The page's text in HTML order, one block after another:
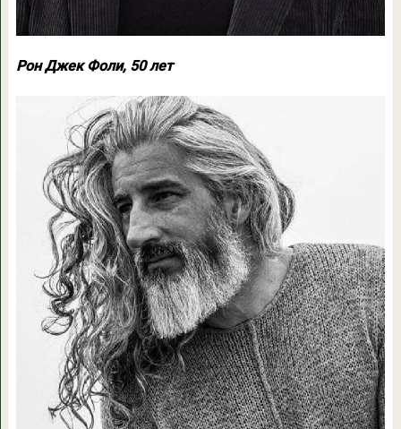
Рон Джек Фоли, 50 лет